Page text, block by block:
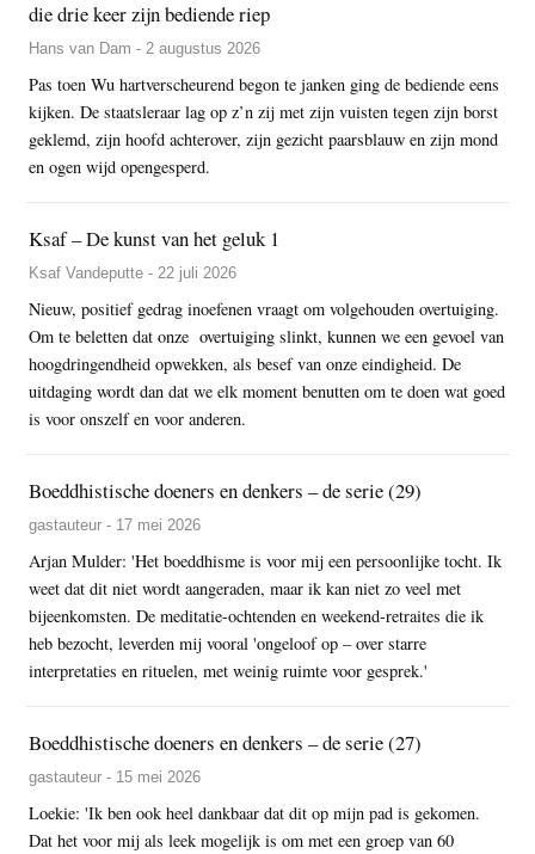
die drie keer zijn bediende riep
Hans van Dam - 2 augustus 2026
Pas toen Wu hartverscheurend begon te janken ging de bediende eens
kijken. De staatsleraar lag op z’n zij met zijn vuisten tegen zijn borst
geklemd, zijn hoofd achterover, zijn gezicht paarsblauw en zijn mond
en ogen wijd opengesperd.
Ksaf – De kunst van het geluk 1
Ksaf Vandeputte - 22 juli 2026
Nieuw, positief gedrag inoefenen vraagt om volgehouden overtuiging.
Om te beletten dat onze overtuiging slinkt, kunnen we een gevoel van
hoogdringendheid opwekken, als besef van onze eindigheid. De
uitdaging wordt dan dat we elk moment benutten om te doen wat goed
is voor onszelf en voor anderen.
Boeddhistische doeners en denkers – de serie (29)
gastauteur - 17 mei 2026
Arjan Mulder: 'Het boeddhisme is voor mij een persoonlijke tocht. Ik
weet dat dit niet wordt aangeraden, maar ik kan niet zo veel met
bijeenkomsten. De meditatie-ochtenden en weekend-retraites die ik
heb bezocht, leverden mij vooral 'ongeloof op – over starre
interpretaties en rituelen, met weinig ruimte voor gesprek.'
Boeddhistische doeners en denkers – de serie (27)
gastauteur - 15 mei 2026
Loekie: 'Ik ben ook heel dankbaar dat dit op mijn pad is gekomen.
Dat het voor mij als leek mogelijk is om met een groep van 60